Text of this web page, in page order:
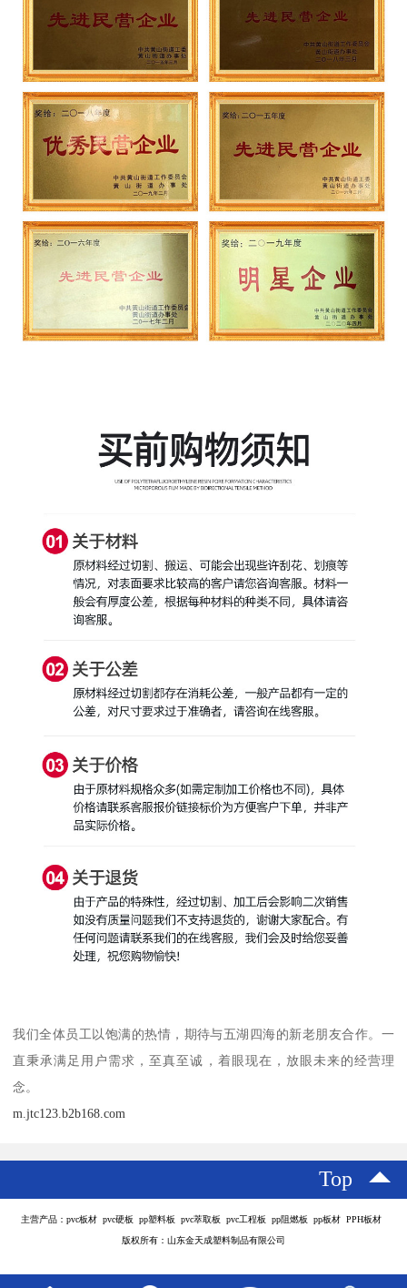
我们全体员工以饱满的热情，期待与五湖四海的新老朋友合作。一
直秉承满足用户需求，至真至诚，着眼现在，放眼未来的经营理
念。
m.jtc123.b2b168.com
Top
主营产品：pvc板材 pvc硬板 pp塑料板 pvc萃取板 pvc工程板 pp阻燃板 pp板材 PPH板材
版权所有：山东金天成塑料制品有限公司